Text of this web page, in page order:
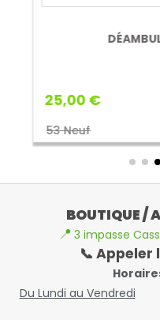
25,00 €
53 Neuf
BOUTIQUE /
📍 3 impasse
📞 Appeler
Du Lundi au Vendredi